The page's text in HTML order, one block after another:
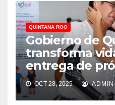
QUINTANA ROO
Gobierno de
transforma
entrega de
OCT 28, 2025 ADMIN